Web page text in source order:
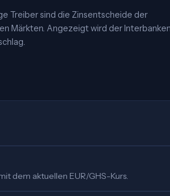
Treiber sind die Zinsentscheide der
Märkten. Angezeigt wird der
dem aktuellen EUR/GHS-Kurs.